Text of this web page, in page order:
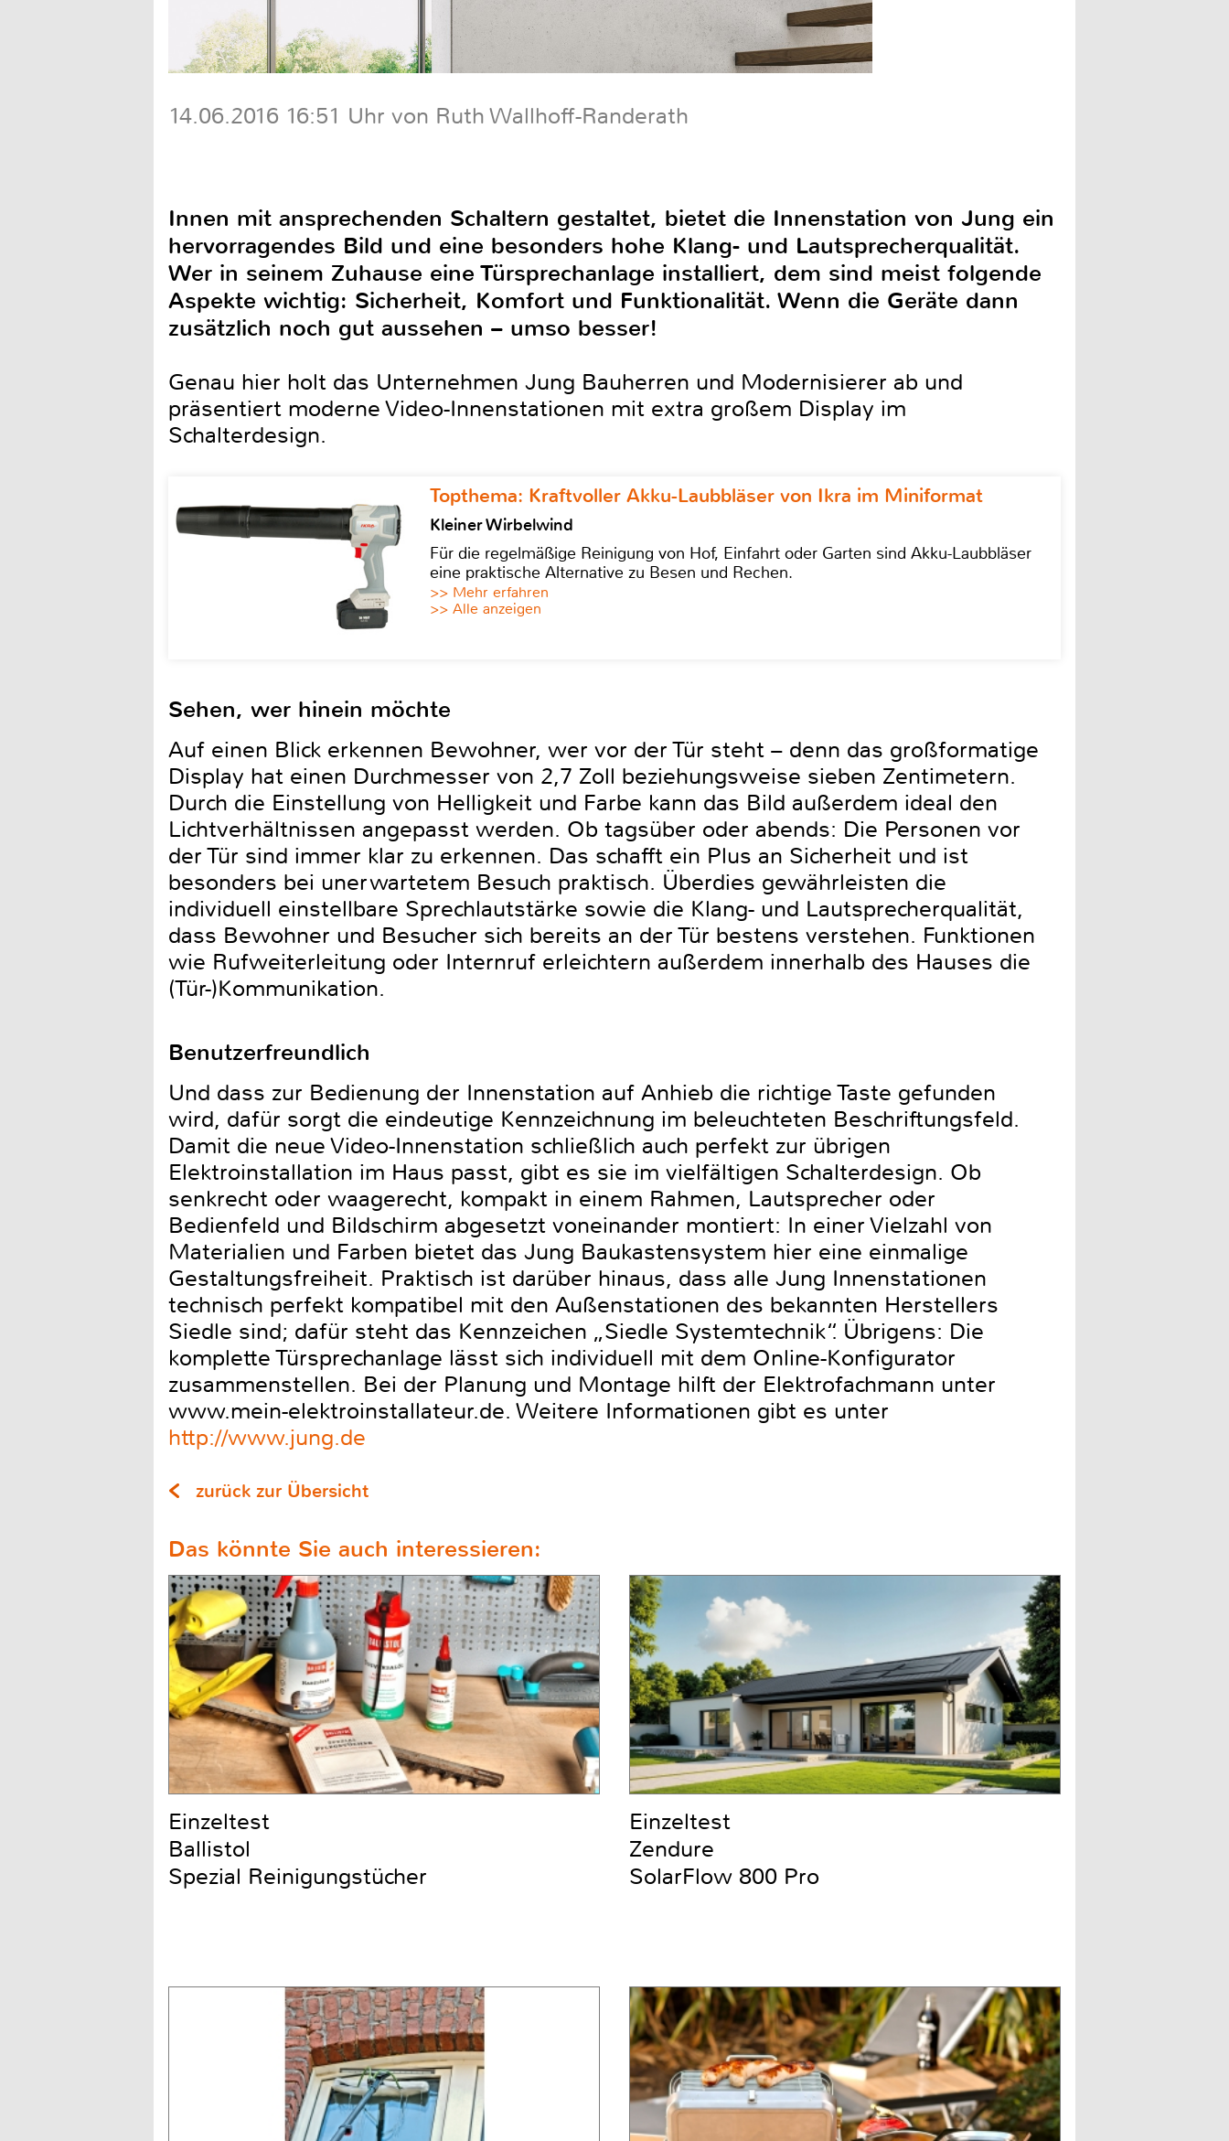
14.06.2016 16:51 Uhr von Ruth Wallhoff-Randerath
Innen mit ansprechenden Schaltern gestaltet, bietet die Innenstation von Jung ein
hervorragendes Bild und eine besonders hohe Klang- und Lautsprecherqualität.
Wer in seinem Zuhause eine Türsprechanlage installiert, dem sind meist folgende
Aspekte wichtig: Sicherheit, Komfort und Funktionalität. Wenn die Geräte dann
zusätzlich noch gut aussehen – umso besser!
Genau hier holt das Unternehmen Jung Bauherren und Modernisierer ab und
präsentiert moderne Video-Innenstationen mit extra großem Display im
Schalterdesign.
Topthema: Kraftvoller Akku-Laubbläser von Ikra im Miniformat
Kleiner Wirbelwind
Für die regelmäßige Reinigung von Hof, Einfahrt oder Garten sind Akku-Laubbläser
eine praktische Alternative zu Besen und Rechen.
>> Mehr erfahren
>> Alle anzeigen
Sehen, wer hinein möchte
Auf einen Blick erkennen Bewohner, wer vor der Tür steht – denn das großformatige
Display hat einen Durchmesser von 2,7 Zoll beziehungsweise sieben Zentimetern.
Durch die Einstellung von Helligkeit und Farbe kann das Bild außerdem ideal den
Lichtverhältnissen angepasst werden. Ob tagsüber oder abends: Die Personen vor
der Tür sind immer klar zu erkennen. Das schafft ein Plus an Sicherheit und ist
besonders bei unerwartetem Besuch praktisch. Überdies gewährleisten die
individuell einstellbare Sprechlautstärke sowie die Klang- und Lautsprecherqualität,
dass Bewohner und Besucher sich bereits an der Tür bestens verstehen. Funktionen
wie Rufweiterleitung oder Internruf erleichtern außerdem innerhalb des Hauses die
(Tür-)Kommunikation.
Benutzerfreundlich
Und dass zur Bedienung der Innenstation auf Anhieb die richtige Taste gefunden
wird, dafür sorgt die eindeutige Kennzeichnung im beleuchteten Beschriftungsfeld.
Damit die neue Video-Innenstation schließlich auch perfekt zur übrigen
Elektroinstallation im Haus passt, gibt es sie im vielfältigen Schalterdesign. Ob
senkrecht oder waagerecht, kompakt in einem Rahmen, Lautsprecher oder
Bedienfeld und Bildschirm abgesetzt voneinander montiert: In einer Vielzahl von
Materialien und Farben bietet das Jung Baukastensystem hier eine einmalige
Gestaltungsfreiheit. Praktisch ist darüber hinaus, dass alle Jung Innenstationen
technisch perfekt kompatibel mit den Außenstationen des bekannten Herstellers
Siedle sind; dafür steht das Kennzeichen „Siedle Systemtechnik“. Übrigens: Die
komplette Türsprechanlage lässt sich individuell mit dem Online-Konfigurator
zusammenstellen. Bei der Planung und Montage hilft der Elektrofachmann unter
www.mein-elektroinstallateur.de. Weitere Informationen gibt es unter
http://www.jung.de
zurück zur Übersicht
Das könnte Sie auch interessieren:
Einzeltest
Ballistol
Spezial Reinigungstücher
Einzeltest
Zendure
SolarFlow 800 Pro